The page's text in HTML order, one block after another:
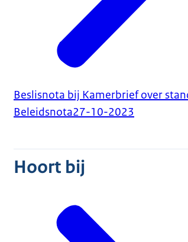
Beslisnota bij Kamerbrief over
Beleidsnota27-10-2023
Hoort bij